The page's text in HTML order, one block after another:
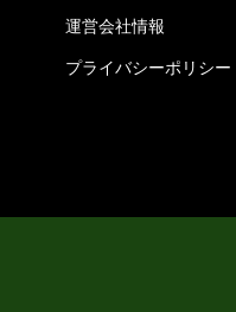
運営会社情報
プライバシーポリシー